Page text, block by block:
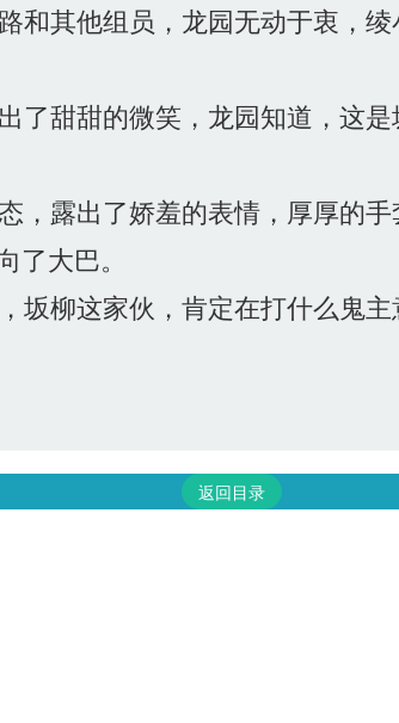
其他组员，龙园无动于衷，
了甜甜的微笑，龙园知道，这
，露出了娇羞的表情，厚厚的
大巴。
柳这家伙，肯定在打什么鬼
返回目录